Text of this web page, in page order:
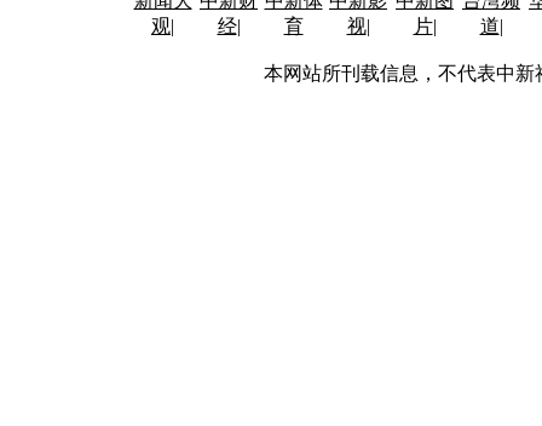
观|
经|
育
视|
片|
道|
本网站所刊载信息，不代表中